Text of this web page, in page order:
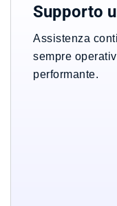
Supporto
Assistenza
sempre
performante.